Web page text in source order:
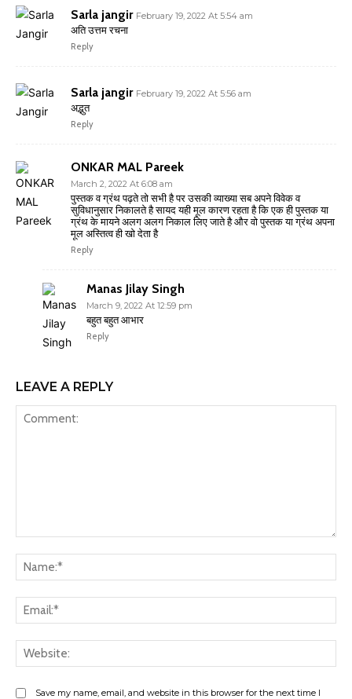
Sarla jangir February 19, 2022 At 5:54 am
अति उत्तम रचना
Reply
Sarla jangir February 19, 2022 At 5:56 am
अद्भुत
Reply
ONKAR MAL Pareek
March 2, 2022 At 6:08 am
पुस्तक व ग्रंथ पढ़ते तो सभी है पर उसकी व्याख्या सब अपने विवेक व
सुविधानुसार निकालते है सायद यही मूल कारण रहता है कि एक ही पुस्तक या
ग्रंथ के मायने अलग अलग निकाल लिए जाते है और वो पुस्तक या ग्रंथ अपना
मूल अस्तित्व ही खो देता है
Reply
Manas Jilay Singh
March 9, 2022 At 12:59 pm
बहुत बहुत आभार
Reply
LEAVE A REPLY
Save my name, email, and website in this browser for the next time I